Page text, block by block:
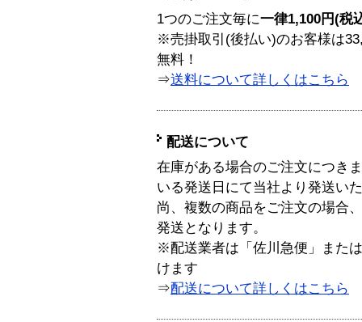
1つのご注文毎に一律1,100円(税
※売掛取引(後払い)のお客様は
無料！
⇒送料について詳しくはこちら
配送について
在庫がある場合のご注文につき
いる発送日にて当社より発送い
尚、複数の商品をご注文の場合
発送となります。
※配送業者は「佐川急便」また
けます
⇒配送について詳しくはこちら